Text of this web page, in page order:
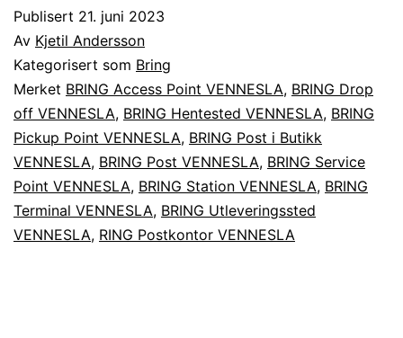
Publisert 21. juni 2023
Av Kjetil Andersson
Kategorisert som Bring
Merket BRING Access Point VENNESLA, BRING Drop
off VENNESLA, BRING Hentested VENNESLA, BRING
Pickup Point VENNESLA, BRING Post i Butikk
VENNESLA, BRING Post VENNESLA, BRING Service
Point VENNESLA, BRING Station VENNESLA, BRING
Terminal VENNESLA, BRING Utleveringssted
VENNESLA, RING Postkontor VENNESLA